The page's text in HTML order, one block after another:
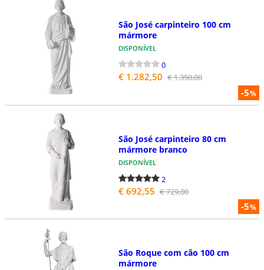
-5%
São José carpinteiro 100 cm
mármore
DISPONÍVEL
0
€ 1.282,50 € 1.350,00
-5%
São José carpinteiro 80 cm
mármore branco
DISPONÍVEL
2
€ 692,55 € 729,00
São Roque com cão 100 cm
mármore